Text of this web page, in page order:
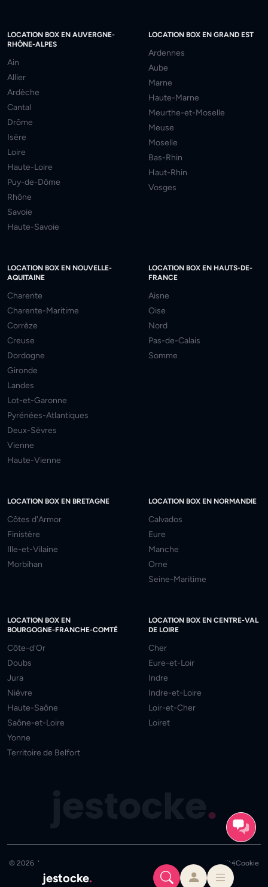
LOCATION BOX EN AUVERGNE-
RHÔNE-ALPES
Ain
Allier
Ardèche
Cantal
Drôme
Isère
Loire
Haute-Loire
Puy-de-Dôme
Rhône
Savoie
Haute-Savoie
LOCATION BOX EN GRAND EST
Ardennes
Aube
Marne
Haute-Marne
Meurthe-et-Moselle
Meuse
Moselle
Bas-Rhin
Haut-Rhin
Vosges
LOCATION BOX EN NOUVELLE-
AQUITAINE
Charente
Charente-Maritime
Corrèze
Creuse
Dordogne
Gironde
Landes
Lot-et-Garonne
Pyrénées-Atlantiques
Deux-Sèvres
Vienne
Haute-Vienne
LOCATION BOX EN HAUTS-DE-
FRANCE
Aisne
Oise
Nord
Pas-de-Calais
Somme
LOCATION BOX EN BRETAGNE
Côtes d'Armor
Finistère
Ille-et-Vilaine
Morbihan
LOCATION BOX EN NORMANDIE
Calvados
Eure
Manche
Orne
Seine-Maritime
LOCATION BOX EN
BOURGOGNE-FRANCHE-COMTÉ
Côte-d'Or
Doubs
Jura
Nièvre
Haute-Saône
Saône-et-Loire
Yonne
Territoire de Belfort
LOCATION BOX EN CENTRE-VAL
DE LOIRE
Cher
Eure-et-Loir
Indre
Indre-et-Loire
Loir-et-Cher
Loiret
.
© 2026 JeStocke - Tous droits réservés MentionsCGU ConfidentialitéCookie
jestocke.